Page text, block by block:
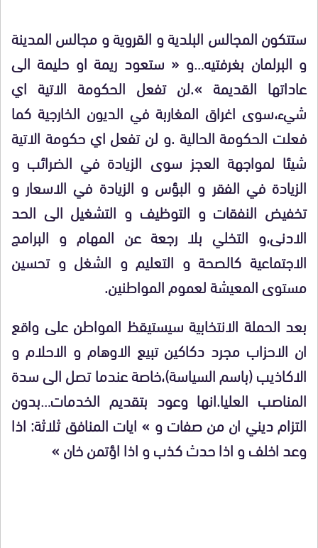
ستتكون المجالس البلدية و القروية و مجالس المدينة
و البرلمان بغرفتيه…و « ستعود ريمة او حليمة الى
عاداتها القديمة ».لن تفعل الحكومة الاتية اي
شيء،سوى اغراق المغاربة في الديون الخارجية كما
فعلت الحكومة الحالية .و لن تفعل اي حكومة الاتية
شيئا لمواجهة العجز سوى الزيادة في الضرائب و
الزيادة في الفقر و البؤس و الزيادة في الاسعار و
تخفيض النفقات و التوظيف و التشغيل الى الحد
الادنى،و التخلي بلا رجعة عن المهام و البرامج
الاجتماعية كالصحة و التعليم و الشغل و تحسين
مستوى المعيشة لعموم المواطنين.
بعد الحملة الانتخابية سيستيقظ المواطن على واقع
ان الاحزاب مجرد دكاكين تبيع الاوهام و الاحلام و
الاكاذيب (باسم السياسة)،خاصة عندما تصل الى سدة
المناصب العليا.انها وعود بتقديم الخدمات…بدون
التزام ديني ان من صفات و » ايات المنافق ثلاثة: اذا
وعد اخلف و اذا حدث كذب و اذا اؤتمن خان »